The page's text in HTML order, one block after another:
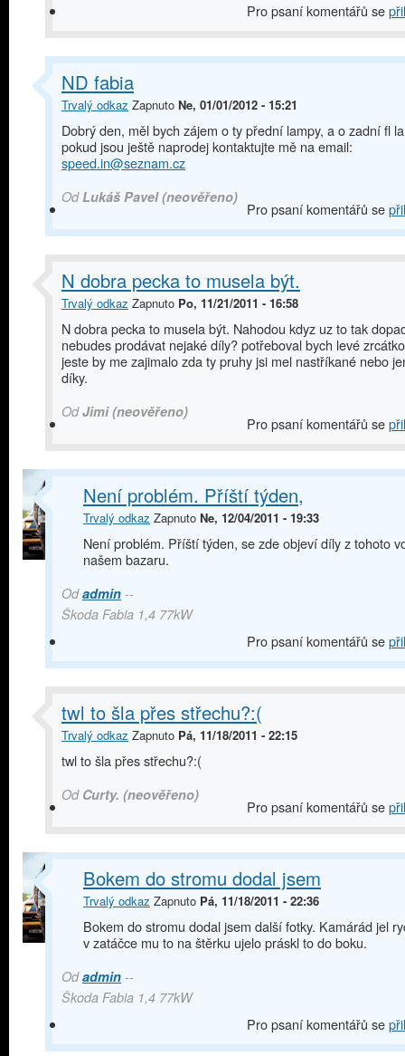
Pro psaní komentářů se
ND fabia
Trvalý odkaz Zapnuto Ne, 01/01/2012 - 15:21
Dobrý den, měl bych zájem o ty přední lampy, a o zadní fl
pokud jsou ještě naprodej kontaktujte mě na email:
speed.in@seznam.cz
OdLukáš Pavel (neověřeno)
Pro psaní komentářů se
N dobra pecka to musela být.
Trvalý odkaz Zapnuto Po, 11/21/2011 - 16:58
N dobra pecka to musela být. Nahodou kdyz uz to tak
nebudes prodávat nejaké díly? potřeboval bych levé
jeste by me zajimalo zda ty pruhy jsi mel nastříkané nebo
díky.
OdJimi (neověřeno)
Pro psaní komentářů se
Není problém. Příští týden,
Trvalý odkaz Zapnuto Ne, 12/04/2011 - 19:33
Není problém. Příští týden, se zde objeví díly z tohoto
našem bazaru.
Odadmin --
Škoda Fabia 1,4 77kW
Pro psaní komentářů se
twl to šla přes střechu?:(
Trvalý odkaz Zapnuto Pá, 11/18/2011 - 22:15
twl to šla přes střechu?:(
Od Curty. (neověřeno)
Pro psaní komentářů se
Bokem do stromu dodal jsem
Trvalý odkaz Zapnuto Pá, 11/18/2011 - 22:36
Bokem do stromu dodal jsem další fotky. Kamárád jel
v zatáčce mu to na štěrku ujelo práskl to do boku.
Odadmin --
Škoda Fabia 1,4 77kW
Pro psaní komentářů se